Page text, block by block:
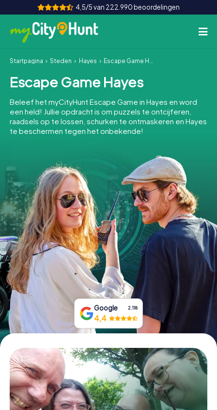
4,5/5 van 222.990 beoordelingen
Hoe het werkt
Steden
Tours
Teamevenement
INT AT CH
DE
ES
FR UK
IE
IT
NL
Boek tickets
Koop cadeaubonnen
Startpagina Steden Hayes Escape Game Hayes
Escape Game Hayes
Beleef het myCityHunt Escape Game in Hayes en word
een held! Jullie opdracht is om puzzels te ontcijferen,
raadsels op te lossen, schurken te ontmaskeren en Hayes
te beschermen tegen het onbekende!
Google 2.118
4,4